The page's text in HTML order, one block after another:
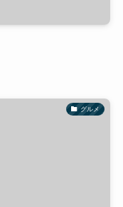
グルメ